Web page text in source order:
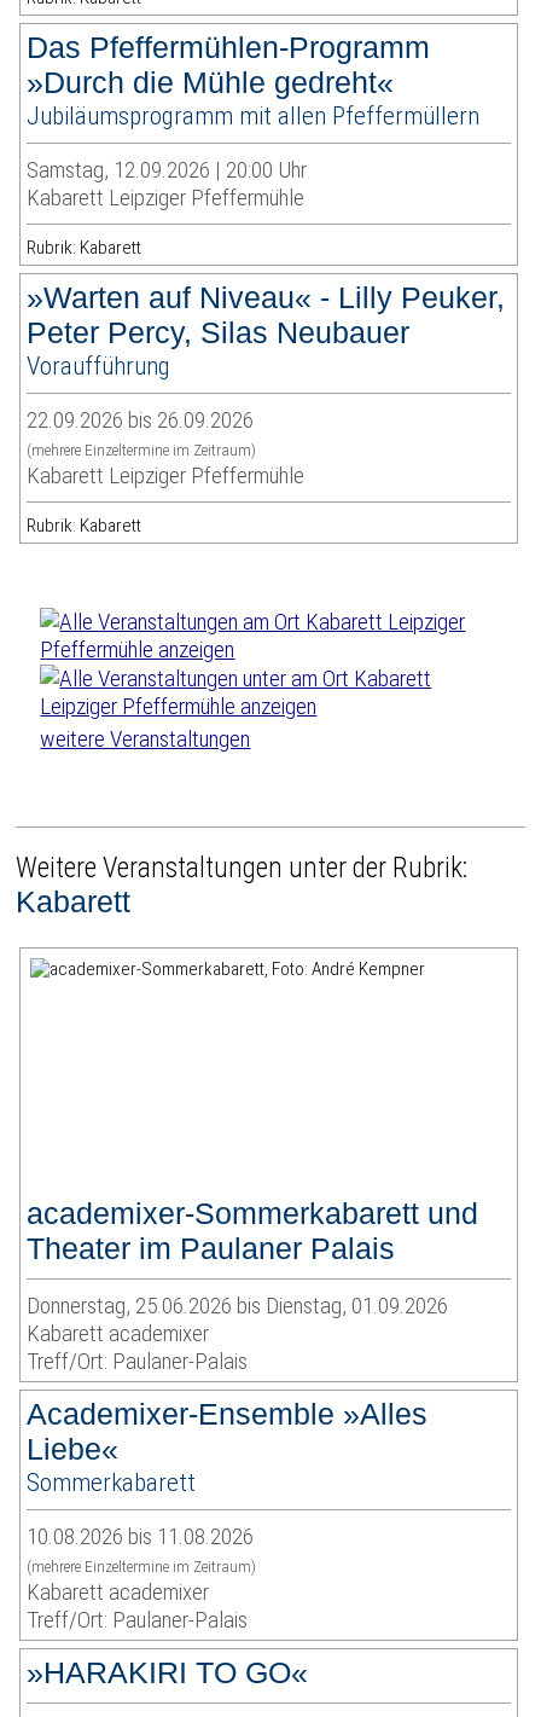
Das Pfeffermühlen-Programm
»Durch die Mühle gedreht«
Jubiläumsprogramm mit allen Pfeffermüllern
Samstag, 12.09.2026 | 20:00 Uhr
Kabarett Leipziger Pfeffermühle
Rubrik: Kabarett
»Warten auf Niveau« - Lilly Peuker,
Peter Percy, Silas Neubauer
Voraufführung
22.09.2026 bis 26.09.2026
(mehrere Einzeltermine im Zeitraum)
Kabarett Leipziger Pfeffermühle
Rubrik: Kabarett
weitere Veranstaltungen
Weitere Veranstaltungen unter der Rubrik:
Kabarett
academixer-Sommerkabarett und
Theater im Paulaner Palais
Donnerstag, 25.06.2026 bis Dienstag, 01.09.2026
Kabarett academixer
Treff/Ort: Paulaner-Palais
Academixer-Ensemble »Alles
Liebe«
Sommerkabarett
10.08.2026 bis 11.08.2026
(mehrere Einzeltermine im Zeitraum)
Kabarett academixer
Treff/Ort: Paulaner-Palais
»HARAKIRI TO GO«